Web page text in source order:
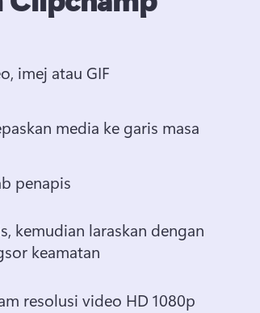
imej atau GIF
media ke garis masa
penapis
kemudian laraskan dengan
keamatan
resolusi video HD 1080p